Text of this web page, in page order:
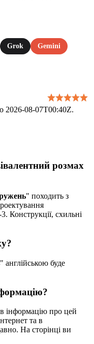
Grok Gemini
2026-08-07T00:40Z.
розмах
" походить з
Конструкції, схильні
" англійською буде
інформацію про цей
та в
На сторінці ви